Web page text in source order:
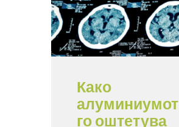
Како
алуминиумот
го оштетува